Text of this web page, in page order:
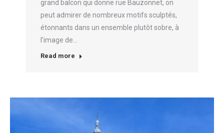
grand balcon qui donne rue Bauzonnet, on
peut admirer de nombreux motifs sculptés,
étonnants dans un ensemble plutôt sobre, à
l’image de…
Read more